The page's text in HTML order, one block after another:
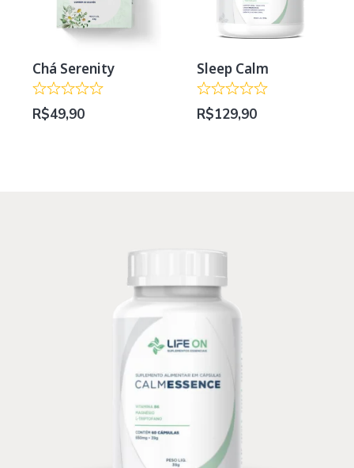
Chá Serenity
R$49,90
Sleep Calm
R$129,90